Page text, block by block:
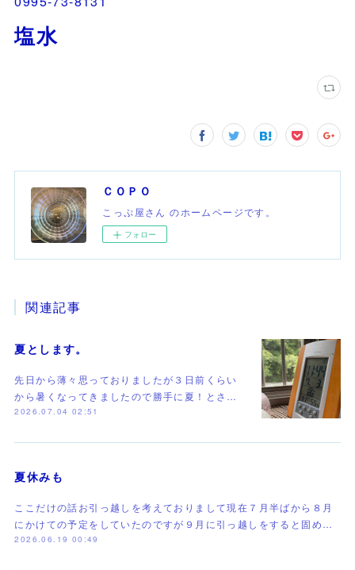
塩水
ＣＯＰＯ
こっぷ屋さん のホームページです。
フォロー
関連記事
夏とします。
先日から薄々思っておりましたが３日前くらい
から暑くなってきましたので勝手に夏！とさ…
2026.07.04 02:51
夏休みも
ここだけの話お引っ越しを考えておりまして現在７月半ばから８月
にかけての予定をしていたのですが９月に引っ越しをすると固め…
2026.06.19 00:49